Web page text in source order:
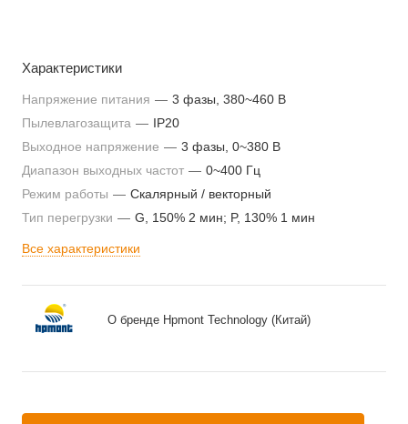
Характеристики
Напряжение питания — 3 фазы, 380~460 В
Пылевлагозащита — IP20
Выходное напряжение — 3 фазы, 0~380 В
Диапазон выходных частот — 0~400 Гц
Режим работы — Скалярный / векторный
Тип перегрузки — G, 150% 2 мин; P, 130% 1 мин
Все характеристики
О бренде Hpmont Technology (Китай)